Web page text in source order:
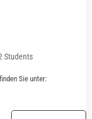
Students
Sie unter: